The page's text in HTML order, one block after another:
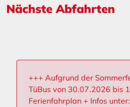
Nächste Abfahrten
+++ Aufgrund der
TüBus von 30.07.2026 bis
Ferienfahrplan + Infos unter: